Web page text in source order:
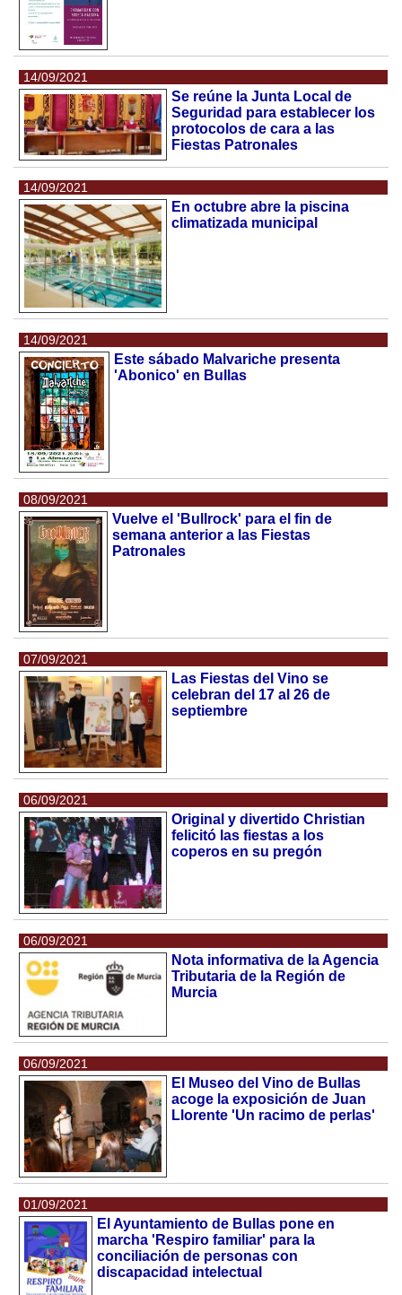
14/09/2021
Se reúne la Junta Local de
Seguridad para establecer los
protocolos de cara a las
Fiestas Patronales
14/09/2021
En octubre abre la piscina
climatizada municipal
14/09/2021
Este sábado Malvariche presenta
'Abonico' en Bullas
08/09/2021
Vuelve el 'Bullrock' para el fin de
semana anterior a las Fiestas
Patronales
07/09/2021
Las Fiestas del Vino se
celebran del 17 al 26 de
septiembre
06/09/2021
Original y divertido Christian
felicitó las fiestas a los
coperos en su pregón
06/09/2021
Nota informativa de la Agencia
Tributaria de la Región de
Murcia
06/09/2021
El Museo del Vino de Bullas
acoge la exposición de Juan
Llorente 'Un racimo de perlas'
01/09/2021
El Ayuntamiento de Bullas pone en
marcha 'Respiro familiar' para la
conciliación de personas con
discapacidad intelectual